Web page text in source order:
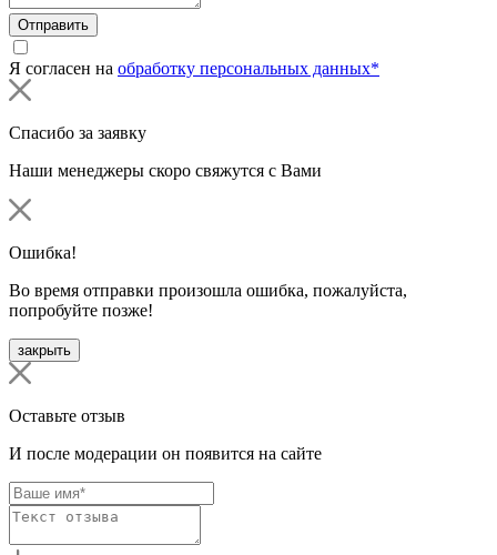
Отправить
Я согласен на обработку персональных данных*
Спасибо за заявку
Наши менеджеры скоро свяжутся с Вами
Ошибка!
Во время отправки произошла ошибка, пожалуйста,
попробуйте позже!
закрыть
Оставьте отзыв
И после модерации он появится на сайте